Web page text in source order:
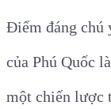
Điểm đáng chú
của Phú Quốc
một chiến lược